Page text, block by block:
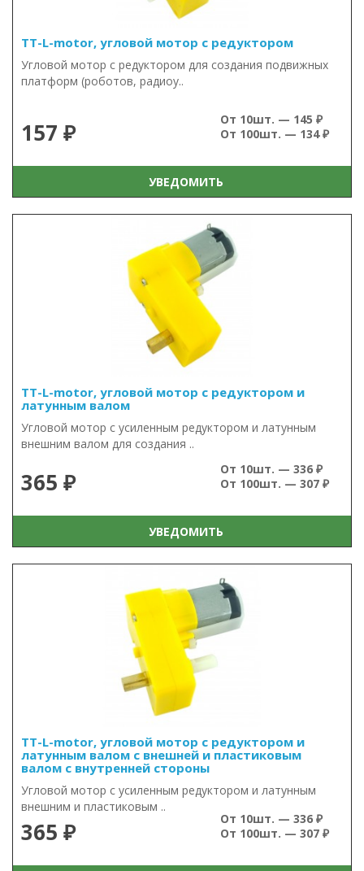
TT-L-motor, угловой мотор с редуктором
Угловой мотор с редуктором для создания подвижных
платформ (роботов, радиоу..
157 ₽
От 10шт. — 145 ₽
От 100шт. — 134 ₽
УВЕДОМИТЬ
TT-L-motor, угловой мотор с редуктором и
латунным валом
Угловой мотор с усиленным редуктором и латунным
внешним валом для создания ..
365 ₽
От 10шт. — 336 ₽
От 100шт. — 307 ₽
УВЕДОМИТЬ
TT-L-motor, угловой мотор с редуктором и
латунным валом с внешней и пластиковым
валом с внутренней стороны
Угловой мотор с усиленным редуктором и латунным
внешним и пластиковым ..
365 ₽
От 10шт. — 336 ₽
От 100шт. — 307 ₽